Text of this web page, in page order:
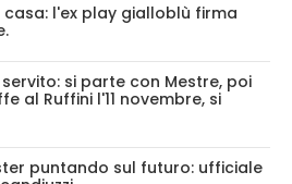
l'ex play gialloblù firma
si parte con Mestre, poi
al Ruffini l'11 novembre, si
puntando sul futuro: ufficiale